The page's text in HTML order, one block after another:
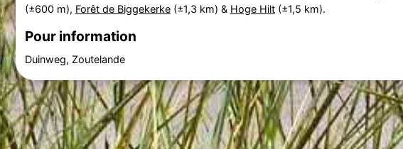
(±600 m), Forêt de Biggekerke(±1,3 km) & Hoge Hilt(±1,5 km).
Pour information
Duinweg, Zoutelande